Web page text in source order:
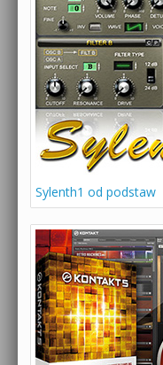
Sylenth1 od podstaw